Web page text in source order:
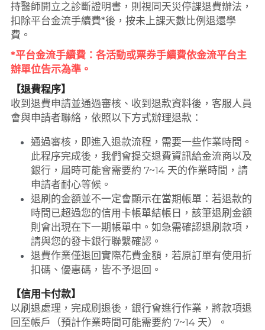
持醫師開立之診斷證明書，則視同天災停課退費辦法，
扣除平台金流手續費*後，按未上課天數比例退還學
費。
*平台金流手續費：各活動或票券手續費依金流平台主
辦單位告示為準。
【退費程序】
收到退費申請並通過審核、收到退款資料後，客服人員
會與申請者聯絡，依照以下方式辦理退款：
通過審核，即進入退款流程，需要一些作業時間。
此程序完成後，我們會提交退費資訊給金流商以及
銀行，屆時可能會需要約 7~14 天的作業時間，請
申請者耐心等候。
退刷的金額並不一定會顯示在當期帳單：若退款的
時間已超過您的信用卡帳單結帳日，該筆退刷金額
則會出現在下一期帳單中。如急需確認退刷款項，
請與您的發卡銀行聯繫確認。
退費作業僅退回實際花費金額，若原訂單有使用折
扣碼、優惠碼，皆不予退回。
【信用卡付款】
以刷退處理，完成刷退後，銀行會進行作業，將款項退
回至帳戶（預計作業時間可能需要約 7~14 天）。